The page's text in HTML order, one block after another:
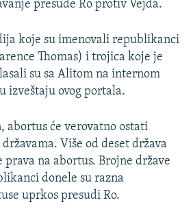
presude Ro protiv Vejda.
koje su imenovali republikanci
Thomas) i trojica koje je
su sa Alitom na internom
izveštaju ovog portala.
abortus će verovatno ostati
Više od deset država
na abortus. Brojne države
donele su razna
uprkos presudi Ro.